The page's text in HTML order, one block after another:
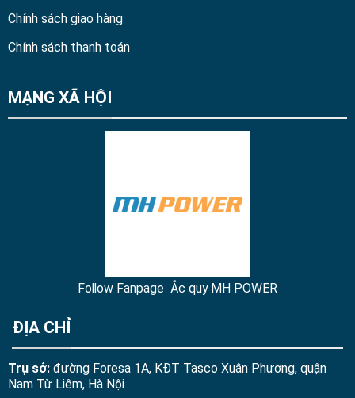
Chính sách giao hàng
Chính sách thanh toán
MẠNG XÃ HỘI
Follow Fanpage Ắc quy MH POWER
ĐỊA CHỈ
Trụ sở:đường Foresa 1A, KĐT Tasco Xuân Phương, quận
Nam Từ Liêm, Hà Nội